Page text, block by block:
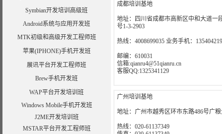
Symbian开发培训高级班
Android系统与应用开发班
MTK初级和高级开发工程师班
苹果(IPHONE)手机开发班
展讯平台开发工程师班
Brew手机开发班
WAP平台开发培训班
Windows Mobile手机开发班
J2ME开发培训班
MSTAR平台开发工程师班
成都培训基地
地址：四川省成都市高新区中和大道一
号1-3-2903
热线：4008699035 业务手机：
邮编：610031
信箱:qianru4@51qianru.cn
客服QQ:1325341129
广州培训基地
地址：广州市越秀区环市东路486号广粮
热线：020-61137349